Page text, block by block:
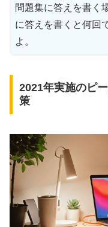
問題集に答えを書く
に答えを書くと何回
よ。
2021年実施のピ
策